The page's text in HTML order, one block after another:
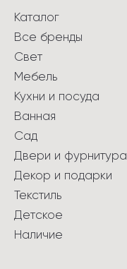
Каталог
Все бренды
Свет
Мебель
Кухни и посуда
Ванная
Сад
Двери и фурнитура
Декор и подарки
Текстиль
Детское
Наличие